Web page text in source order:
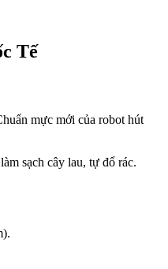
Tế
mực mới của robot hút
sạch cây lau, tự đổ rác.